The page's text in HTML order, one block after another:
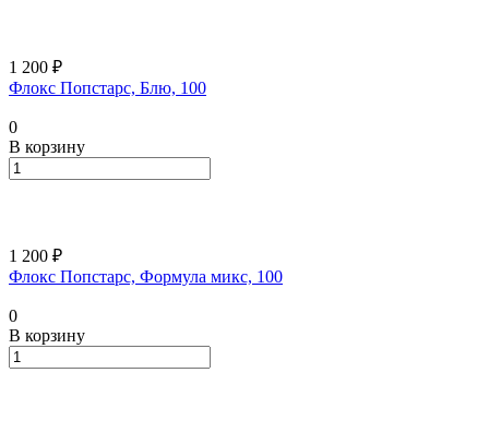
1 200 ₽
Флокс Попстарс, Блю, 100
0
В корзину
1 200 ₽
Флокс Попстарс, Формула микс, 100
0
В корзину